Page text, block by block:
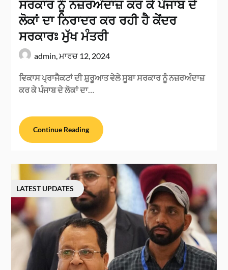
ਸਰਕਾਰ ਨੂੰ ਨਜ਼ਰਅੰਦਾਜ਼ ਕਰ ਕੇ ਪੰਜਾਬ ਦੇ
ਲੋਕਾਂ ਦਾ ਨਿਰਾਦਰ ਕਰ ਰਹੀ ਹੈ ਕੇਂਦਰ
ਸਰਕਾਰਃ ਮੁੱਖ ਮੰਤਰੀ
admin,ਮਾਰਚ 12, 2024
ਵਿਕਾਸ ਪ੍ਰਾਜੈਕਟਾਂ ਦੀ ਸ਼ੁਰੂਆਤ ਵੇਲੇ ਸੂਬਾ ਸਰਕਾਰ ਨੂੰ ਨਜ਼ਰਅੰਦਾਜ਼
ਕਰ ਕੇ ਪੰਜਾਬ ਦੇ ਲੋਕਾਂ ਦਾ…
Continue Reading
LATEST UPDATES